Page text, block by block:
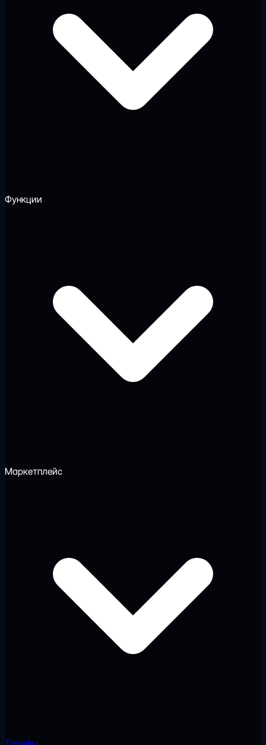
Функции
Маркетплейс